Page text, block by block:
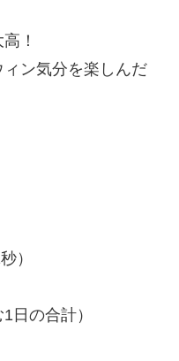
！
ン気分を楽しんだ
）
日の合計）